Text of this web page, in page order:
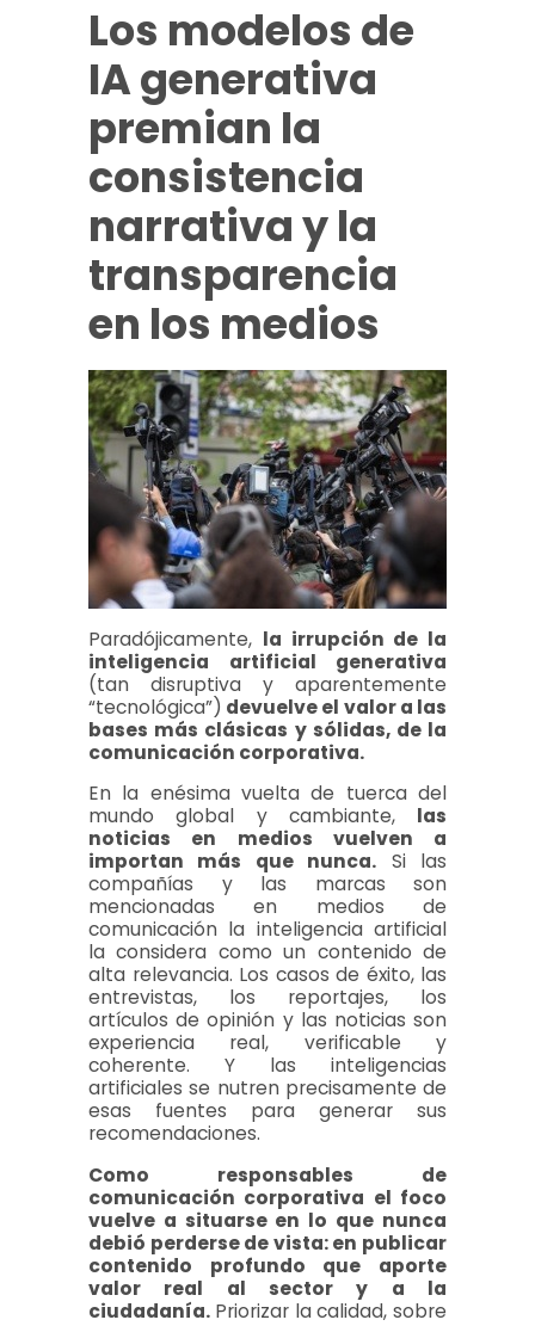
Los modelos de
IA generativa
premian la
consistencia
narrativa y la
transparencia
en los medios
Paradójicamente, la irrupción de la
inteligencia artificial generativa
(tan disruptiva y aparentemente
“tecnológica”) devuelve el valor a las
bases más clásicas y sólidas, de la
comunicación corporativa.
En la enésima vuelta de tuerca del
mundo global y cambiante, las
noticias en medios vuelven a
importan más que nunca. Si las
compañías y las marcas son
mencionadas en medios de
comunicación la inteligencia artificial
la considera como un contenido de
alta relevancia. Los casos de éxito, las
entrevistas, los reportajes, los
artículos de opinión y las noticias son
experiencia real, verificable y
coherente. Y las inteligencias
artificiales se nutren precisamente de
esas fuentes para generar sus
recomendaciones.
Como responsables de
comunicación corporativa el foco
vuelve a situarse en lo que nunca
debió perderse de vista: en publicar
contenido profundo que aporte
valor real al sector y a la
ciudadanía. Priorizar la calidad, sobre